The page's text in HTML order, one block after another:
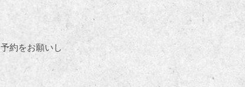
約をお願いし